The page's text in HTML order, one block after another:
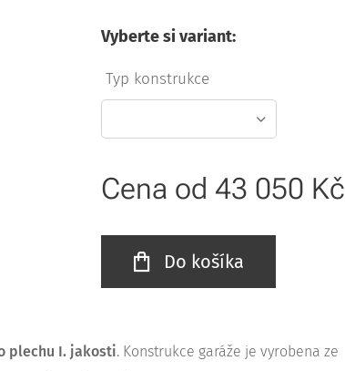
Vyberte si variant:
Typ konstrukce
Cena od43 050 Kč
Do košíka
plechu I. jakosti. Konstrukce garáže je vyrobena ze